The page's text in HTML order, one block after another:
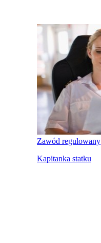
Zawód regulowany
Kapitanka statku